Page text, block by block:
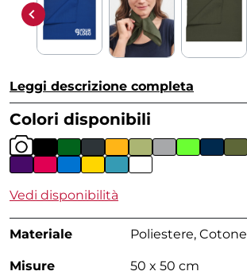
Leggi descrizione completa
Colori disponibili
Vedi disponibilità
Materiale Poliestere, Cotone
Misure 50 x 50 cm